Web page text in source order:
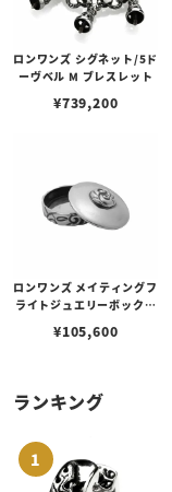
ロンワンズ シグネット/5ド
ーヴベル M ブレスレット
¥739,200
ロンワンズ メイティングフ
ライトジュエリーボックス
¥105,600
ランキング